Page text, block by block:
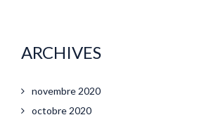
ARCHIVES
novembre 2020
octobre 2020